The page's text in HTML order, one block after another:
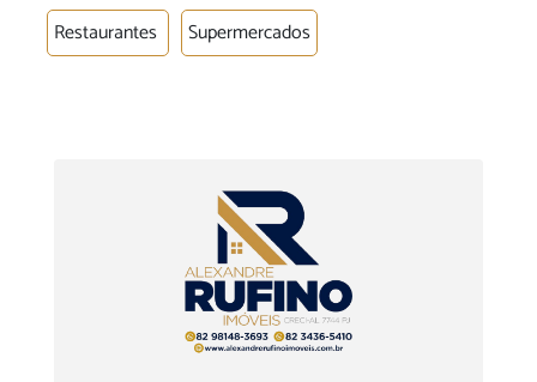
Restaurantes
Supermercados